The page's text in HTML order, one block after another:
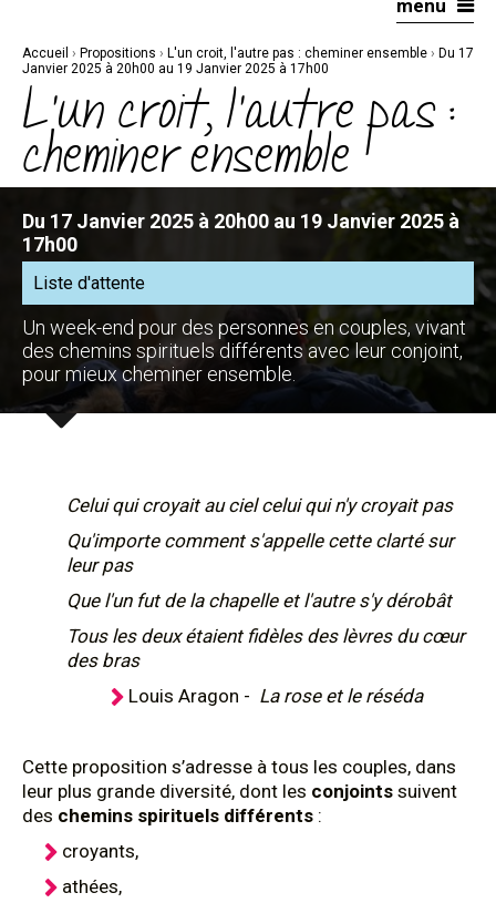
navigation
menu
Accueil › Propositions › L'un croit, l'autre pas : cheminer ensemble › Du 17
Janvier 2025 à 20h00 au 19 Janvier 2025 à 17h00
L'un croit, l'autre pas :
cheminer ensemble
Du 17 Janvier 2025 à 20h00 au 19 Janvier 2025 à
17h00
Liste d'attente
Un week-end pour des personnes en couples, vivant
des chemins spirituels différents avec leur conjoint,
pour mieux cheminer ensemble.
Celui qui croyait au ciel celui qui n'y croyait pas
Qu'importe comment s'appelle cette clarté sur
leur pas
Que l'un fut de la chapelle et l'autre s'y dérobât
Tous les deux étaient fidèles des lèvres du cœur
des bras
Louis Aragon - La rose et le réséda
Cette proposition s’adresse à tous les couples, dans
leur plus grande diversité, dont les conjoints suivent
des chemins spirituels différents :
croyants,
athées,